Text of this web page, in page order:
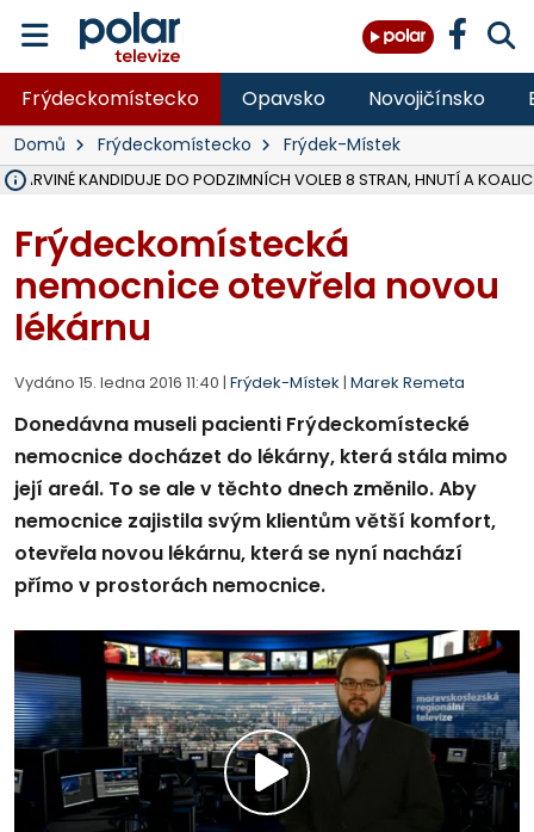
Frýdeckomístecko Opavsko Novojičínsko
Domů Frýdeckomístecko Frýdek-Místek
V KARVINÉ KANDIDUJE DO PODZIMNÍCH VOLEB 8 STRAN, HNUTÍ A KOALIC
Frýdeckomístecká
nemocnice otevřela novou
lékárnu
Vydáno 15. ledna 2016 11:40 | Frýdek-Místek | Marek Remeta
Donedávna museli pacienti Frýdeckomístecké
nemocnice docházet do lékárny, která stála mimo
její areál. To se ale v těchto dnech změnilo. Aby
nemocnice zajistila svým klientům větší komfort,
otevřela novou lékárnu, která se nyní nachází
přímo v prostorách nemocnice.
Přehrát